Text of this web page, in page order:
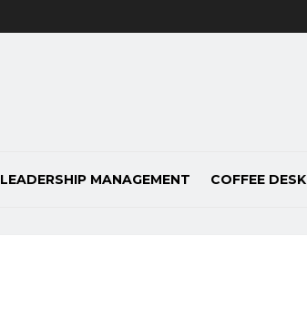
LEADERSHIP MANAGEMENT COFFEE DESK